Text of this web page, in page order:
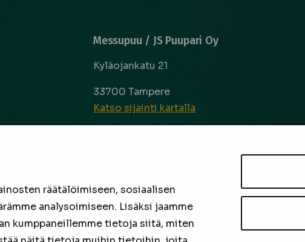
räätälöimiseen, sosiaalisen
analysoimiseen. Lisäksi jaamme
kumppaneillemme tietoja siitä, miten
Messupuu / JS Puupari Oy
Kyläojankatu 21
33700 Tampere
Katso sijainti kartalla
ma – pe 8-17
la 9-14